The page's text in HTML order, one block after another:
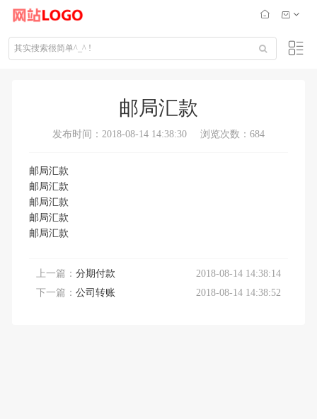
邮局汇款
发布时间：2018-08-14 14:38:30 浏览次数：684
邮局汇款
邮局汇款
邮局汇款
邮局汇款
邮局汇款
上一篇： 分期付款
2018-08-14 14:38:14
下一篇： 公司转账 2018-08-14 14:38:52